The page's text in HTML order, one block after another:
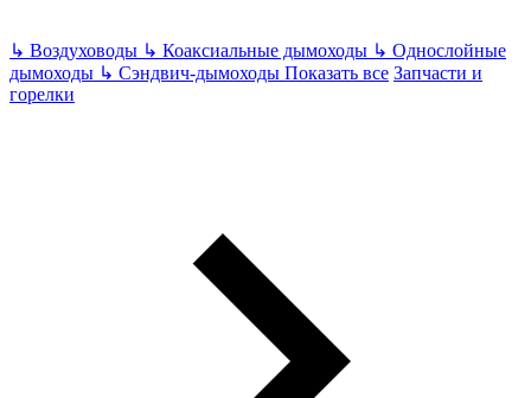
↳ Воздуховоды ↳ Коаксиальные дымоходы ↳ Однослойные
дымоходы ↳ Сэндвич-дымоходы Показать все Запчасти и
горелки